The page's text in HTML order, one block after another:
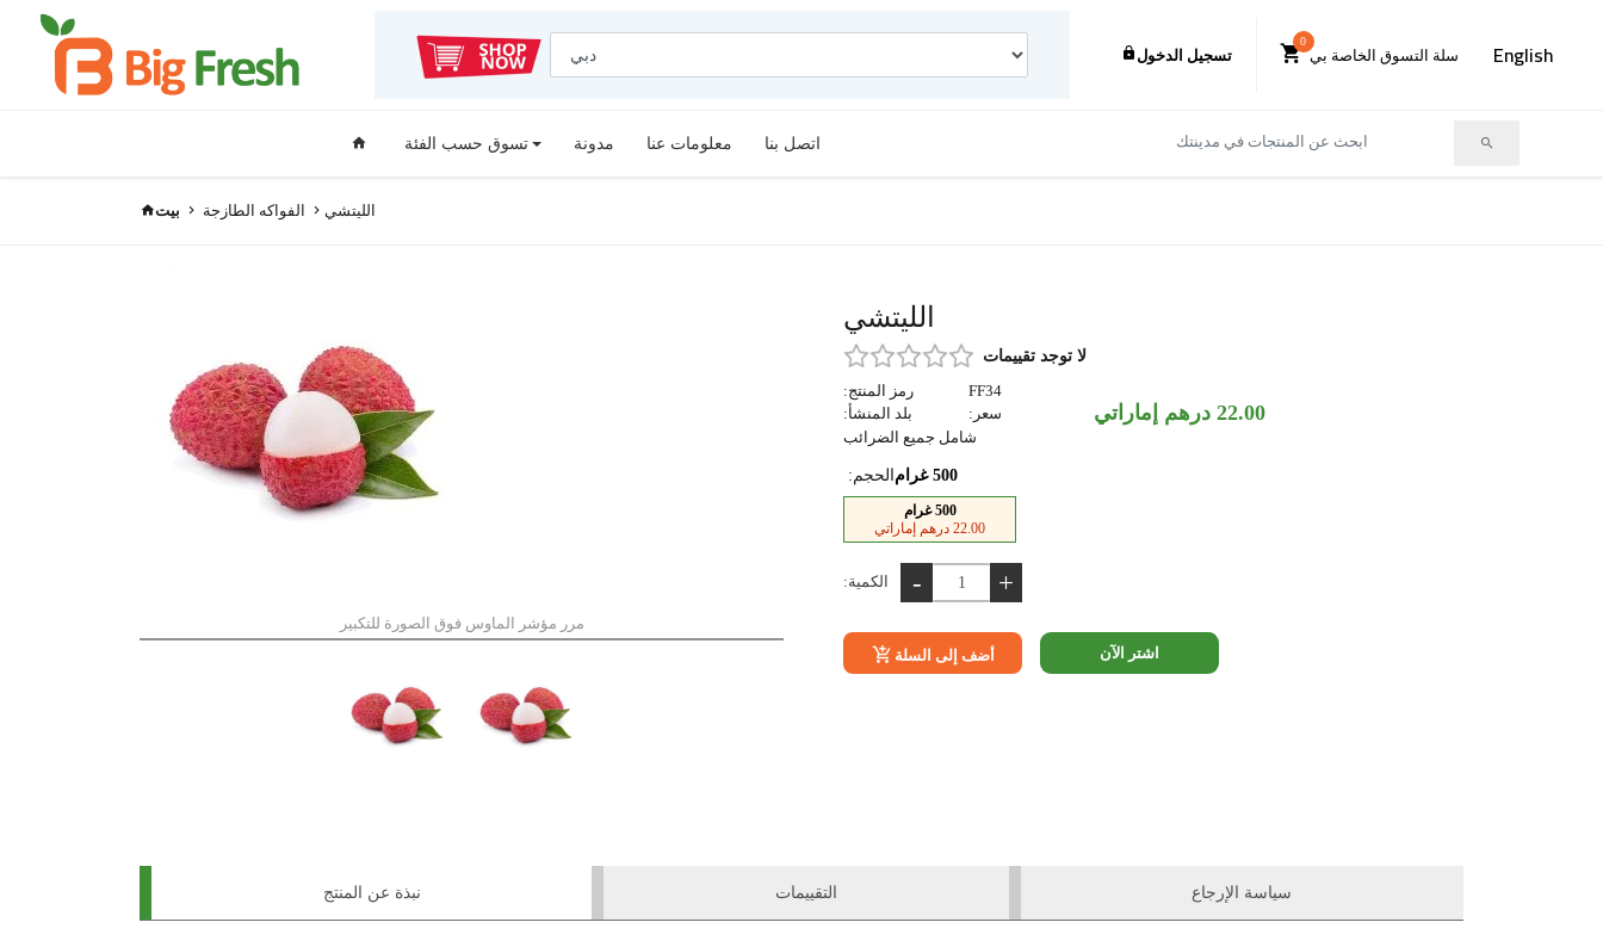
تسجيل الدخول سلة التسوق الخاصة بي
0 English
تسوق حسب الفئة مدونة معلومات عنا اتصل بنا
بيت الفواكه الطازجة الليتشي
مرر مؤشر الماوس فوق الصورة للتكبير
الليتشي
لا توجد تقييمات
رمز المنتج:
FF34
بلد المنشأ:
سعر: 22.00 درهم إماراتي
شامل جميع الضرائب
الحجم: 500 غرام
500 غرام
22.00 درهم إماراتي
الكمية: - +
أضف إلى السلة اشتر الآن
نبذة عن المنتج التقييمات سياسة الإرجاع